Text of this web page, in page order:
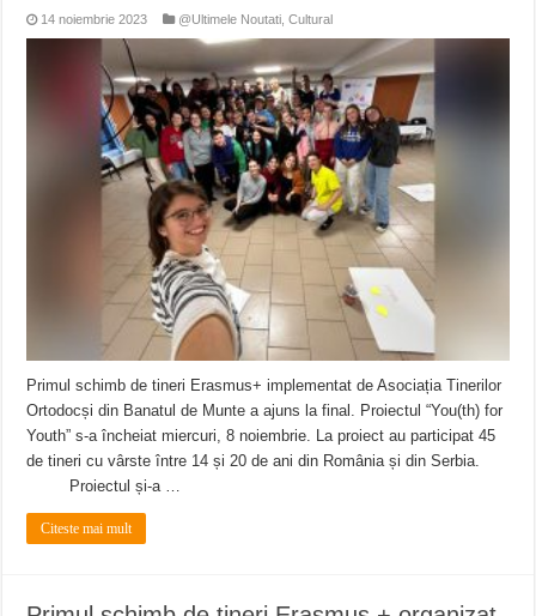
14 noiembrie 2023 @Ultimele Noutati ,Cultural
Primul schimb de tineri Erasmus+ implementat de Asociația Tinerilor
Ortodocși din Banatul de Munte a ajuns la final. Proiectul “You(th) for
Youth” s-a încheiat miercuri, 8 noiembrie. La proiect au participat 45
de tineri cu vârste între 14 și 20 de ani din România și din Serbia.
Proiectul și-a …
Citeste mai mult